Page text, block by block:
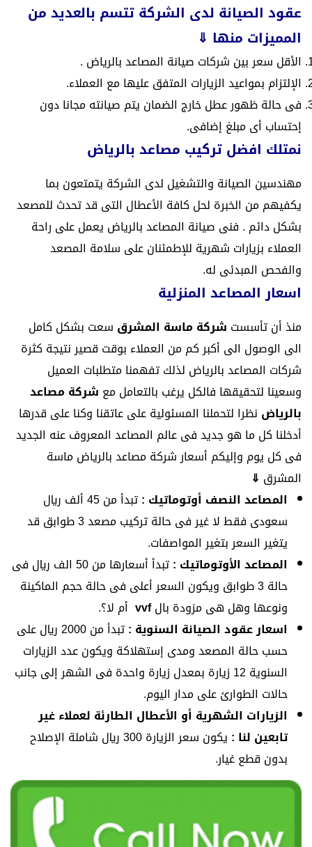
عقود الصيانة لدى الشركة تتسم بالعديد من
المميزات منها ⇓
الأقل سعر بين شركات صيانة المصاعد بالرياض .
الإلتزام بمواعيد الزيارات المتفق عليها مع العملاء.
فى حالة ظهور عطل خارج الضمان يتم صيانته مجانا دون
إحتساب أى مبلغ إضافى.
نمتلك افضل تركيب مصاعد بالرياض
مهندسين الصيانة والتشغيل لدى الشركة يتمتعون بما
يكفيهم من الخبرة لحل كافة الأعطال التى قد تحدث للمصعد
بشكل دائم . فنى صيانة المصاعد بالرياض يعمل على راحة
العملاء بزيارات شهرية للإطمئنان على سلامة المصعد
والفحص المبدئى له.
اسعار المصاعد المنزلية
منذ أن تأسست شركة ماسة المشرق سعت بشكل كامل
الى الوصول الى أكبر كم من العملاء بوقت قصير نتيجة كثرة
شركات المصاعد بالرياض لذلك تفهمنا متطلبات العميل
وسعينا لتحقيقها فالكل يرغب بالتعامل مع شركة مصاعد
بالرياض نظرا لتحملنا المسئولية على عاتقنا وكنا على قدرها
أدخلنا كل ما هو جديد فى عالم المصاعد المعروف عنه الجديد
فى كل يوم وإليكم أسعار شركة مصاعد بالرياض ماسة
المشرق ⇓
المصاعد النصف أوتوماتيك :
تبدأ من 45 ألف ريال
سعودى فقط لا غير فى حالة تركيب مصعد 3 طوابق قد
يتغير السعر بتغير المواصفات.
المصاعد الأوتوماتيك :
تبدأ أسعارها من 50 الف ريال فى
حالة 3 طوابق ويكون السعر أعلى فى حالة حجم الماكينة
ونوعها وهل هى مزودة بالvvf أم لا؟.
اسعار عقود الصيانة السنوية :
تبدأ من 2000 ريال على
حسب حالة المصعد ومدى إستهلاكة ويكون عدد الزيارات
السنوية 12 زيارة بمعدل زيارة واحدة فى الشهر إلى جانب
حالات الطوارئ على مدار اليوم.
الزيارات الشهرية أو الأعطال الطارئة لعملاء غير
تابعين لنا :
يكون سعر الزيارة 300 ريال شاملة الإصلاح
بدون قطع غيار.